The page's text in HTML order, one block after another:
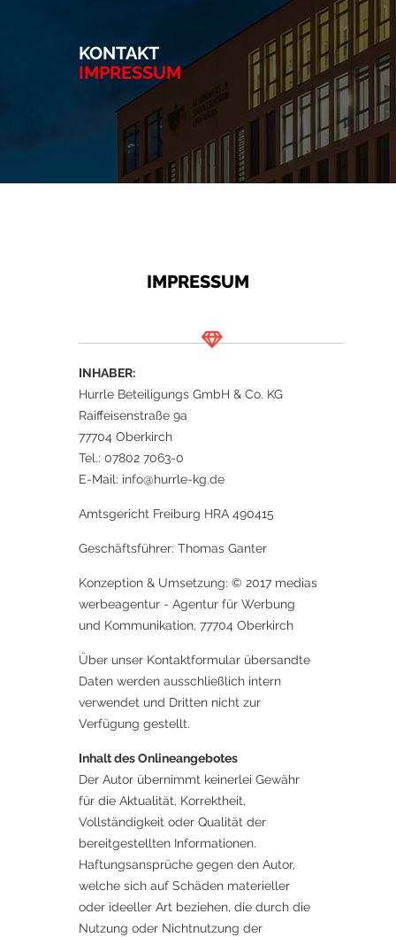
KONTAKT
IMPRESSUM
IMPRESSUM
INHABER:
Hurrle Beteiligungs GmbH & Co. KG
Raiffeisenstraße 9a
77704 Oberkirch
Tel.: 07802 7063-0
E-Mail: info@hurrle-kg.de
Amtsgericht Freiburg HRA 490415
Geschäftsführer: Thomas Ganter
Konzeption & Umsetzung: © 2017 medias
werbeagentur - Agentur für Werbung
und Kommunikation, 77704 Oberkirch
Über unser Kontaktformular übersandte
Daten werden ausschließlich intern
verwendet und Dritten nicht zur
Verfügung gestellt.
Inhalt des Onlineangebotes
Der Autor übernimmt keinerlei Gewähr
für die Aktualität, Korrektheit,
Vollständigkeit oder Qualität der
bereitgestellten Informationen.
Haftungsansprüche gegen den Autor,
welche sich auf Schäden materieller
oder ideeller Art beziehen, die durch die
Nutzung oder Nichtnutzung der